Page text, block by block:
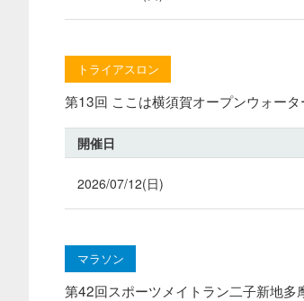
トライアスロン
第13回 ここは横須賀オープンウォー
開催日
2026/07/12(日)
マラソン
第42回スポーツメイトラン二子新地多